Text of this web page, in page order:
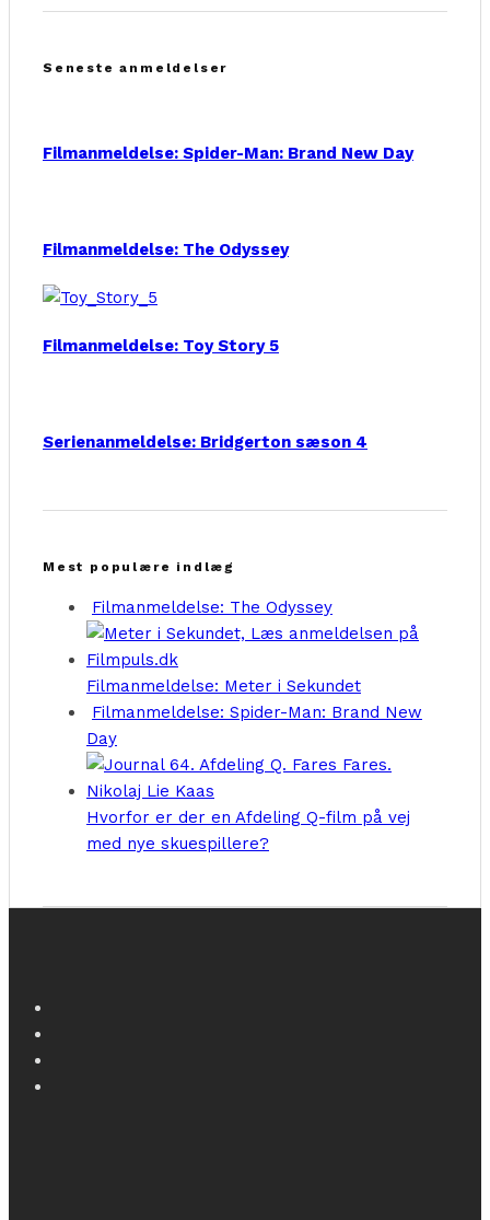
Seneste anmeldelser
Filmanmeldelse: Spider-Man: Brand New Day
Filmanmeldelse: The Odyssey
Filmanmeldelse: Toy Story 5
Serienanmeldelse: Bridgerton sæson 4
Mest populære indlæg
Filmanmeldelse: The Odyssey
Filmanmeldelse: Meter i Sekundet
Filmanmeldelse: Spider-Man: Brand New
Day
Hvorfor er der en Afdeling Q-film på vej
med nye skuespillere?